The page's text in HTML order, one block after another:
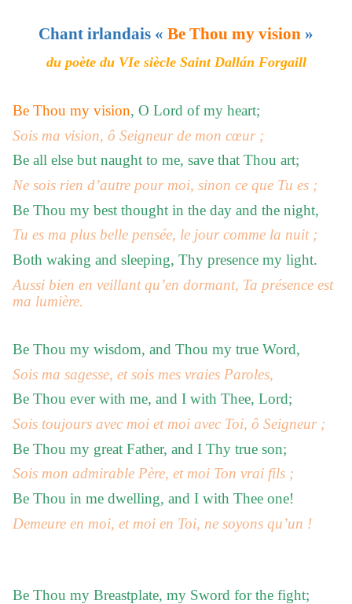
Chant irlandais « Be Thou my vision »
du poète du VIe siècle Saint Dallán Forgaill
Be Thou my vision, O Lord of my heart;
Sois ma vision, ô Seigneur de mon cœur ;
Be all else but naught to me, save that Thou art;
Ne sois rien d’autre pour moi, sinon ce que Tu es ;
Be Thou my best thought in the day and the night,
Tu es ma plus belle pensée, le jour comme la nuit ;
Both waking and sleeping, Thy presence my light.
Aussi bien en veillant qu’en dormant, Ta présence est
ma lumière.
Be Thou my wisdom, and Thou my true Word,
Sois ma sagesse, et sois mes vraies Paroles,
Be Thou ever with me, and I with Thee, Lord;
Sois toujours avec moi et moi avec Toi, ô Seigneur ;
Be Thou my great Father, and I Thy true son;
Sois mon admirable Père, et moi Ton vrai fils ;
Be Thou in me dwelling, and I with Thee one!
Demeure en moi, et moi en Toi, ne soyons qu’un !
Be Thou my Breastplate, my Sword for the fight;